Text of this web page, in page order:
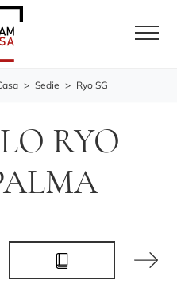
> Sedie > Ryo SG
RYO